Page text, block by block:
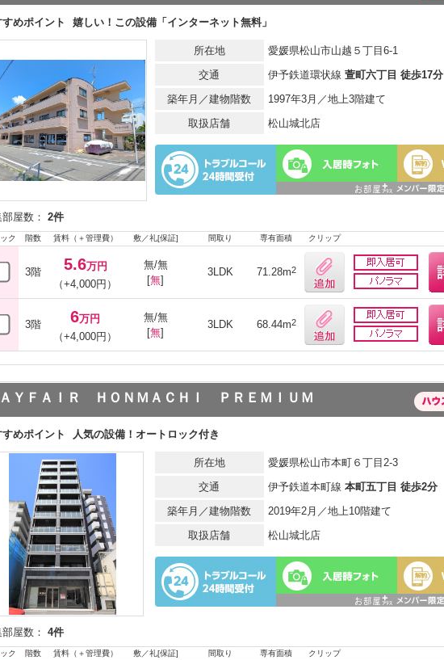
すめポイント 嬉しい！この設備「インターネット無料」
所在地
愛媛県松山市山越５丁目6-1
交通
伊予鉄道環状線 萱町六丁目 徒歩17分
築年月／建物階数
1997年3月／地上3階建て
取扱店舗
松山城北店
屋数： 2件
ク 階数 賃料（＋管理費） 敷／礼[保証] 間取り 専有面積 クリップ
3階 5.6万円
（+4,000円）
無/無
[無]
3LDK 71.28m2
3階 6万円
（+4,000円）
無/無
[無]
3LDK 68.44m2
ＹＦＡＩＲ ＨＯＮＭＡＣＨＩ ＰＲＥＭＩＵＭ
すめポイント 人気の設備！オートロック付き
所在地
愛媛県松山市本町６丁目2-3
交通
伊予鉄道本町線 本町五丁目 徒歩2分
築年月／建物階数
2019年2月／地上10階建て
取扱店舗
松山城北店
屋数： 4件
ク 階数 賃料（＋管理費） 敷／礼[保証] 間取り 専有面積 クリップ